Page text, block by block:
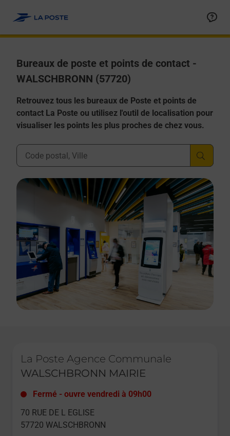
Bureaux de poste et points de contact -
WALSCHBRONN (57720)
Retrouvez tous les bureaux de Poste et points de
contact La Poste ou utilisez l'outil de localisation pour
visualiser les points les plus proches de chez vous.
Ville, Département, Code Postal
La Poste Agence Communale
WALSCHBRONN MAIRIE
Fermé - ouvre vendredi à 09h00
70 RUE DE L EGLISE
57720 WALSCHBRONN